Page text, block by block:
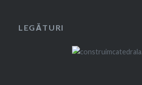
LEGĂTURI